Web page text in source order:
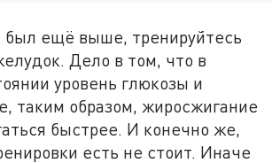
ещё выше, тренируйтесь
Дело в том, что в
уровень глюкозы и
таким образом, жиросжигание
быстрее. И конечно же,
есть не стоит. Иначе